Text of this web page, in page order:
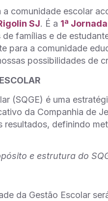
comunidade escolar
SJ. É a 1ª
famílias e de
para a comunidade
possibilidades de
(SQGE) é uma
da Companhia de
definindo
e estrutura do
da Gestão Escolar